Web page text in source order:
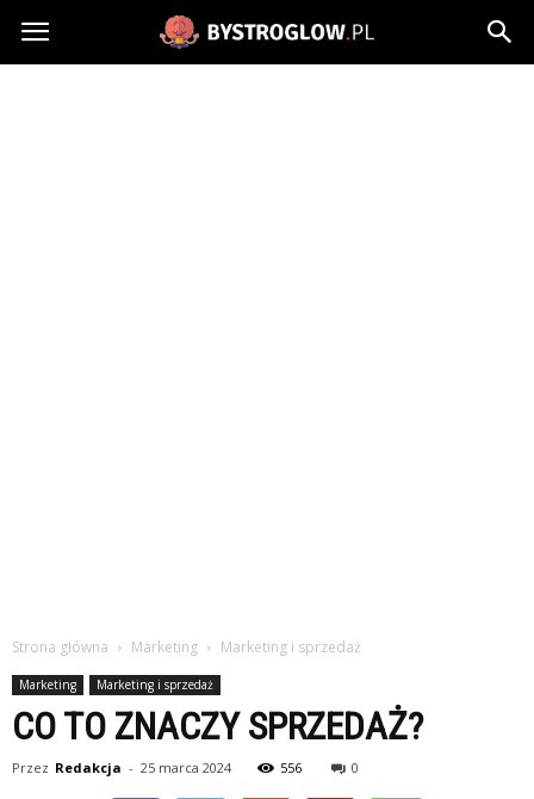
Bystroglow.pl
Strona główna Marketing Marketing i sprzedaż
Marketing Marketing i sprzedaż
CO TO ZNACZY SPRZEDAŻ?
Przez Redakcja - 25 marca 2024 556 0